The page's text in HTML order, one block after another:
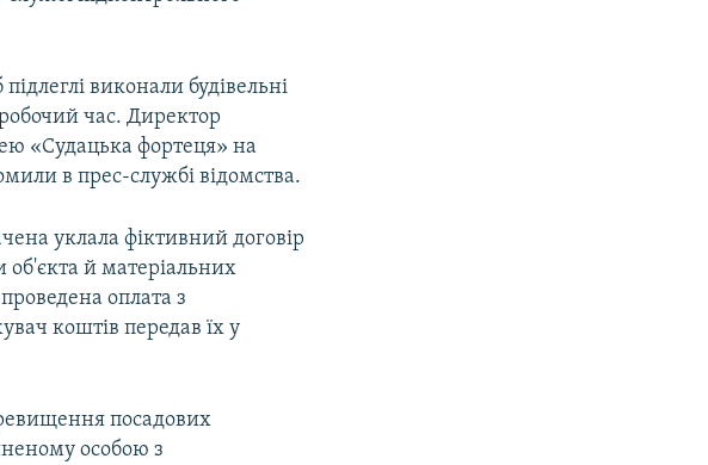
виконали будівельні
час. Директор
«Судацька фортеця» на
в прес-службі відомства.
уклала фіктивний договір
об'єкта й матеріальних
оплата з
коштів передав їх у
посадових
особою з